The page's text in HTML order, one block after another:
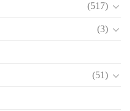
(517)
(3)
(51)